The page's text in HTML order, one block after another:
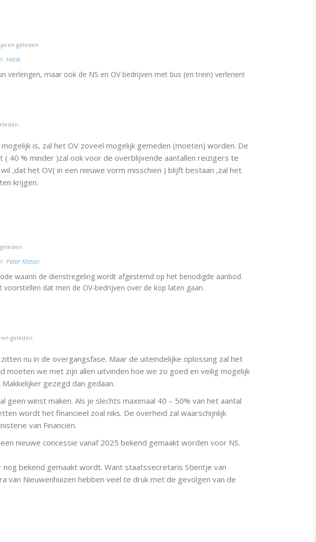
jaren geleden
Henk
verlengen, maar ook de NS en OV bedrijven met bus (en trein) verlenen!
is, zal het OV zoveel mogelijk gemeden (moeten) worden. De
( 40 % minder )zal ook voor de overblijvende aantallen reizigers te
,dat het OV( in een nieuwe vorm misschien ) blijft bestaan ,zal het
krijgen.
Peter Kleton
waarin de dienstregeling wordt afgestemd op het benodigde aanbod.
voorstellen dat men de OV-bedrijven over de kop laten gaan.
geleden
nu in de overgangsfase. Maar de uiteindelijke oplossing zal het
moeten we met zijn allen uitvinden hoe we zo goed en veilig mogelijk
gezegd dan gedaan.
geen winst maken. Als je slechts maximaal 40 – 50% van het aantal
wordt het financieel zoal niks. De overheid zal waarschijnlijk
van Financiën.
nieuwe concessie vanaf 2025 bekend gemaakt worden voor NS.
bekend gemaakt wordt. Want staatssecretaris Stientje van
van Nieuwenhuizen hebben veel te druk met de gevolgen van de